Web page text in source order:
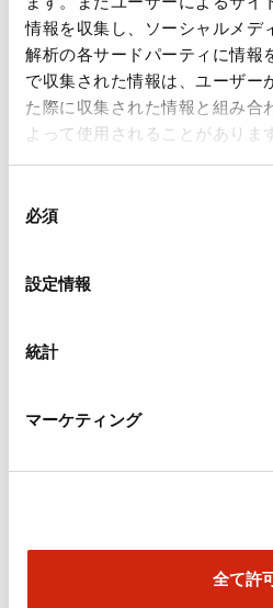
情報を収集し、ソーシャルメデ
解析の各サードパーティに情報
で収集された情報は、ユーザー
た際に収集された情報と組み合
よって使用されることがありま
必須
設定情報
統計
マーケティング
全て許
仕様
形状仕様
電気的仕様(照光部定格)
環境仕様
規格・認証 技